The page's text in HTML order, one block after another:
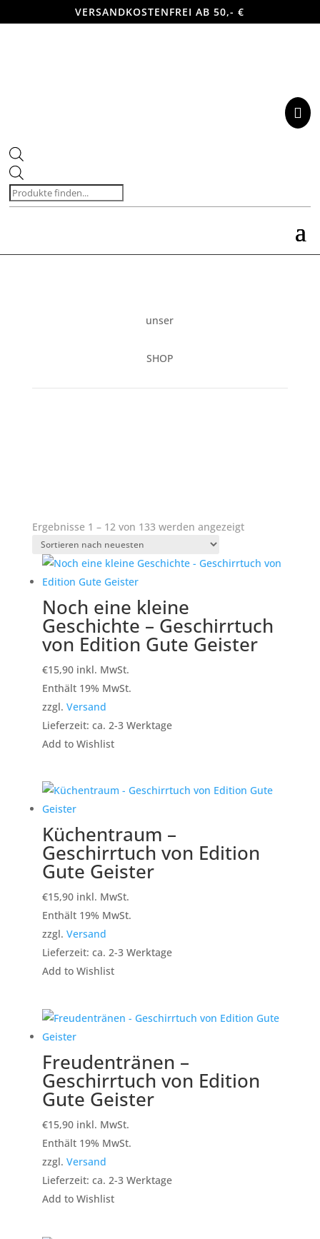
VERSANDKOSTENFREI AB 50,- €
search

unser
SHOP
Ergebnisse 1 – 12 von 133 werden angezeigtNach
sortiert
Noch eine kleine
Geschichte – Geschirrtuch
von Edition Gute Geister
€15,90 inkl. MwSt.
Enthält 19% MwSt.
zzgl. Versand
Lieferzeit: ca. 2-3 Werktage
Add to Wishlist
Küchentraum –
Geschirrtuch von Edition
Gute Geister
€15,90 inkl. MwSt.
Enthält 19% MwSt.
zzgl. Versand
Lieferzeit: ca. 2-3 Werktage
Add to Wishlist
Freudentränen –
Geschirrtuch von Edition
Gute Geister
€15,90 inkl. MwSt.
Enthält 19% MwSt.
zzgl. Versand
Lieferzeit: ca. 2-3 Werktage
Add to Wishlist